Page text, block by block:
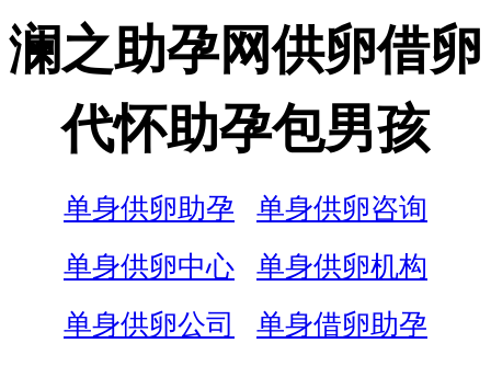
澜之助孕网供卵借卵
代怀助孕包男孩
单身供卵助孕
单身供卵咨询
单身供卵中心
单身供卵机构
单身供卵公司
单身借卵助孕